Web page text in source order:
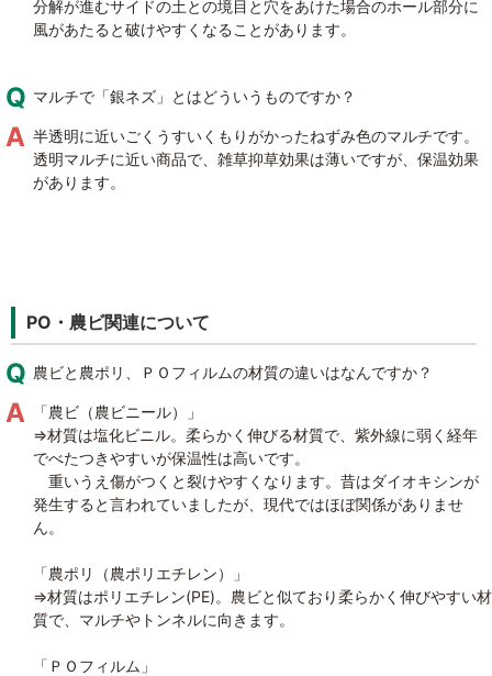
分解が進むサイドの土との境目と穴をあけた場合のホール部分に
風があたると破けやすくなることがあります。
マルチで「銀ネズ」とはどういうものですか？
半透明に近いごくうすいくもりがかったねずみ色のマルチです。
透明マルチに近い商品で、雑草抑草効果は薄いですが、保温効果
があります。
PO・農ビ関連について
農ビと農ポリ、ＰＯフィルムの材質の違いはなんですか？
「農ビ（農ビニール）」
⇒材質は塩化ビニル。柔らかく伸びる材質で、紫外線に弱く経年
でべたつきやすいが保温性は高いです。
重いうえ傷がつくと裂けやすくなります。昔はダイオキシンが
発生すると言われていましたが、現代ではほぼ関係がありませ
ん。
「農ポリ（農ポリエチレン）」
⇒材質はポリエチレン(PE)。農ビと似ており柔らかく伸びやすい材
質で、マルチやトンネルに向きます。
「ＰＯフィルム」